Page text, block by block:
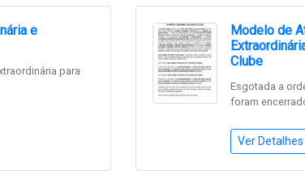
e
para
Modelo de
Clube
Esgotada a
foram
Ver Detalhes